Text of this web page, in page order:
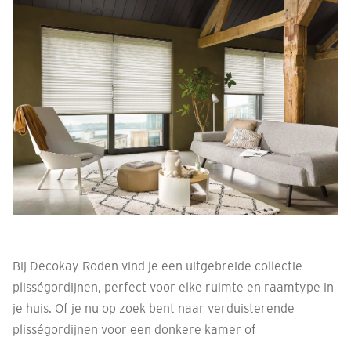
Bij Decokay Roden vind je een uitgebreide collectie
plisségordijnen, perfect voor elke ruimte en raamtype in
je huis. Of je nu op zoek bent naar verduisterende
plisségordijnen voor een donkere kamer of